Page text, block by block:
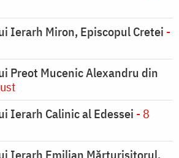
Ierarh Miron, Episcopul Cretei -
Preot Mucenic Alexandru din
Ierarh Calinic al Edessei - 8